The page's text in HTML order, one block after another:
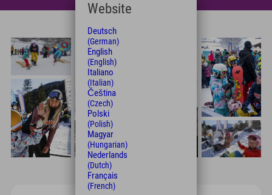
Website
Deutsch
(German)
English
(English)
Italiano
(Italian)
Čeština
(Czech)
Polski
(Polish)
Magyar
(Hungarian)
Nederlands
(Dutch)
Français
(French)